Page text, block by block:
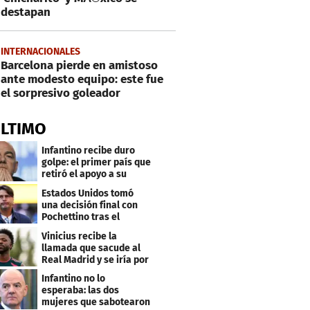
destapan
INTERNACIONALES
Barcelona pierde en amistoso
ante modesto equipo: este fue
el sorpresivo goleador
Infantino recibe duro
golpe: el primer país que
retiró el apoyo a su
Estados Unidos tomó
una decisión final con
Pochettino tras el
Mundial
Vinicius recibe la
llamada que sacude al
Real Madrid y se iría por
este salario
Infantino no lo
esperaba: las dos
mujeres que sabotearon